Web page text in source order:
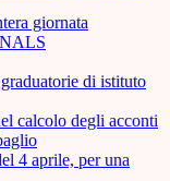
giornata
di istituto
calcolo degli acconti
4 aprile, per una